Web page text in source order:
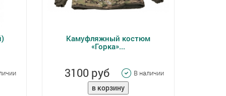
Камуфляжный костюм
«Горка»...
3100 руб В наличии